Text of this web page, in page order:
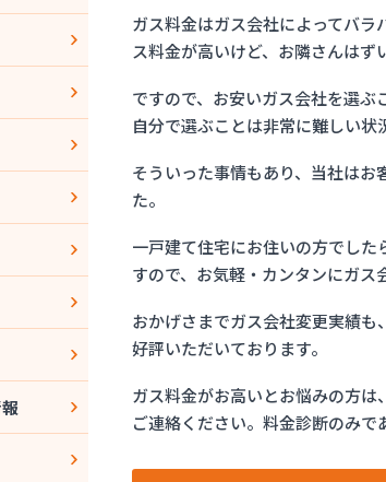
ガス料金はガス会社によってバ
ス料金が高いけど、お隣さんはず
ですので、お安いガス会社を選
自分で選ぶことは非常に難しい状
そういった事情もあり、当社は
た。
一戸建て住宅にお住いの方でし
すので、お気軽・カンタンにガス
おかげさまでガス会社変更実績
好評いただいております。
ガス料金がお高いとお悩みの方
ご連絡ください。料金診断のみで